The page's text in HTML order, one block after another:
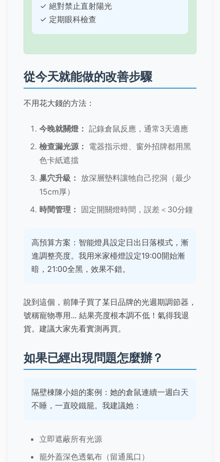
✓ 絕對禁止直射陽光
✓ 定期眼科檢查
從今天就能做的改善步驟
不用花大錢的方法：
今晚就關燈： 記錄倉鼠反應，通常3天適應
檢查漏光源： 電器指示燈、窗外招牌都用黑
色卡紙遮擋
巢穴升級： 放深層墊料讓牠自己挖洞（最少
15cm厚）
時間管理： 固定開關燈時間，誤差＜30分鐘
高預算方案：智能燈具設定日出日落模式，漸
進調整亮度。我用米家檯燈設定19:00開始漸
暗，21:00全黑，效果不錯。
說到這個，前陣子買了某日品牌的光週期調節器，
號稱寵物專用... 結果亮度根本調不低！氣得我退
貨。建議大家先看實測再買。
如果已經出現問題怎麼辦？
隔壁棟陳小姐的案例：她的倉鼠連續一週白天
不睡，一直咬鐵籠。我建議她：
立即遮蔽所有光源
籠外蓋深色透氣布（留通風口）